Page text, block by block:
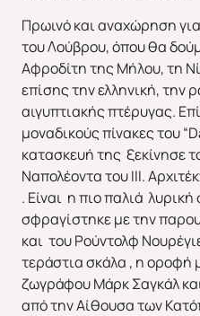
Πρωινό και αναχώρηση
του Λούβρου, όπου θα
Αφροδίτη της Μήλου, τη
επίσης την ελληνική, την
αιγυπτιακής πτέρυγας.
μοναδικούς πίνακες του
κατασκευή της ξεκίνησε
Ναπολέοντα του ΙΙΙ.
. Είναι η πιο παλιά
σφραγίστηκε με την
και του Ρούντολφ
τεράστια σκάλα , η οροφή
ζωγράφου Μάρκ Σαγκάλ
από την Αίθουσα των